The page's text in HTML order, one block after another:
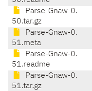
Parse-Gnaw-0.
50.tar.gz
Parse-Gnaw-0.
51.meta
Parse-Gnaw-0.
51.readme
Parse-Gnaw-0.
51.tar.gz